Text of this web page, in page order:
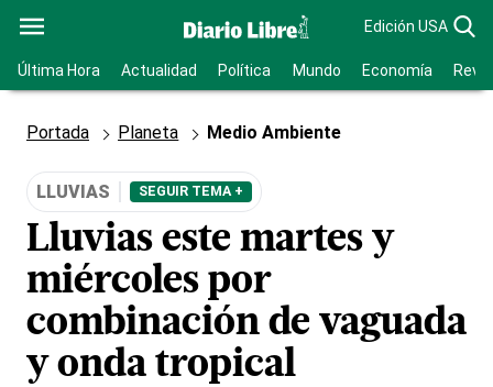
Edición USA
Última Hora Actualidad Política Mundo Economía
Portada Planeta Medio Ambiente
LLUVIAS SEGUIR TEMA +
Lluvias este martes y
miércoles por
combinación de vaguada
y onda tropical